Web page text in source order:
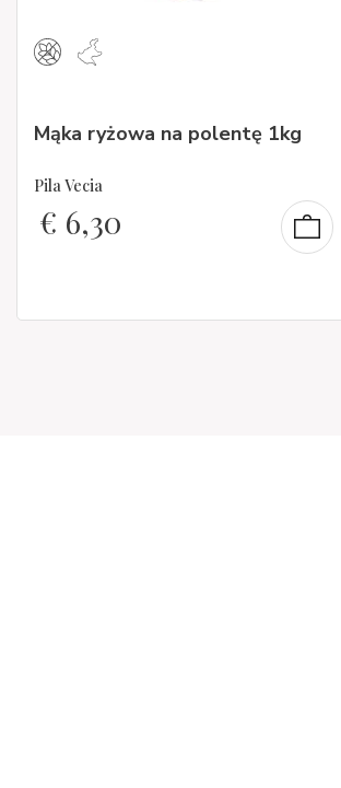
Mąka ryżowa na polentę 1kg
Pila Vecia
€ 6,30